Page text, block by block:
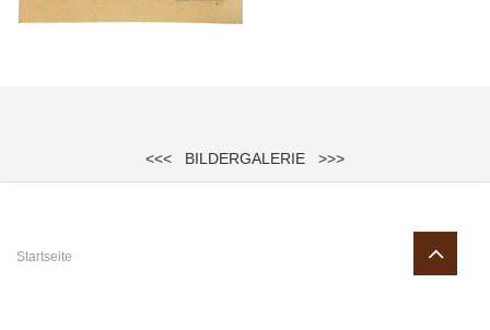
<<< BILDERGALERIE >>>
Sie sind hier
Startseite